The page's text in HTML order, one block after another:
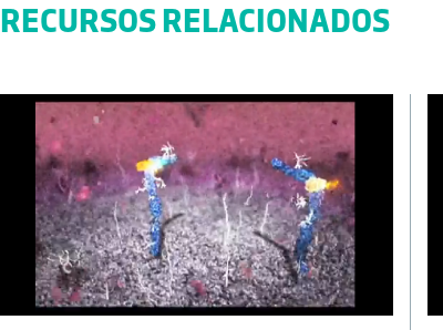
RECURSOS RELACIONADOS